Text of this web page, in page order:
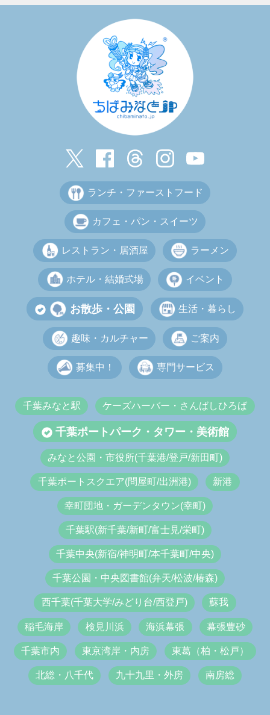
ランチ・ファーストフード
カフェ・パン・スイーツ
レストラン・居酒屋 ラーメン
ホテル・結婚式場 イベント
お散歩・公園 生活・暮らし
趣味・カルチャー ご案内
募集中！ 専門サービス
千葉みなと駅 ケーズハーバー・さんばしひろば
千葉ポートパーク・タワー・美術館
みなと公園・市役所(千葉港/登戸/新田町)
千葉ポートスクエア(問屋町/出洲港) 新港
幸町団地・ガーデンタウン(幸町)
千葉駅(新千葉/新町/富士見/栄町)
千葉中央(新宿/神明町/本千葉町/中央)
千葉公園・中央図書館(弁天/松波/椿森)
西千葉(千葉大学/みどり台/西登戸) 蘇我
稲毛海岸 検見川浜 海浜幕張 幕張豊砂
千葉市内 東京湾岸・内房 東葛（柏・松戸）
北総・八千代 九十九里・外房 南房総